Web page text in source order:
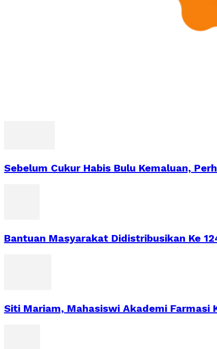
Sebelum Cukur Habis Bulu Kemaluan,
Bantuan Masyarakat Didistribusikan Ke
Siti Mariam, Mahasiswi Akademi Farmasi